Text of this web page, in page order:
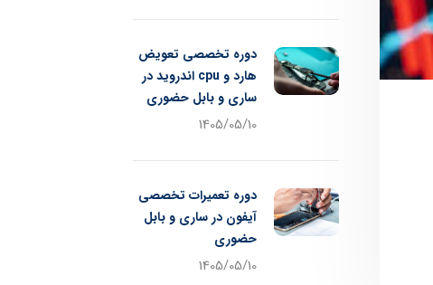
دوره تخصصی تعویض
هارد و cpu اندروید در
ساری و بابل حضوری
1405/05/10
دوره تعمیرات تخصصی
آیفون در ساری و بابل
حضوری
1405/05/10